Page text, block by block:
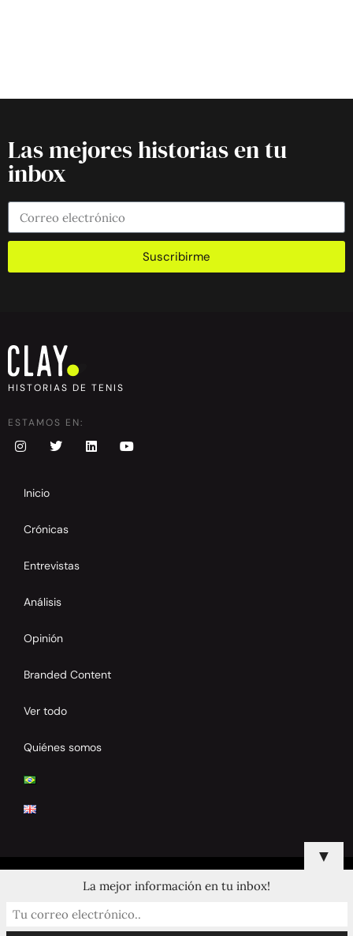
Las mejores historias en tu
inbox
Suscribirme
HISTORIAS DE TENIS
ESTAMOS EN:
Inicio
Crónicas
Entrevistas
Análisis
Opinión
Branded Content
Ver todo
Quiénes somos
© 2024 Copyrights by Clay Tennis. All Rights Reserved.
▼
La mejor información en tu inbox!